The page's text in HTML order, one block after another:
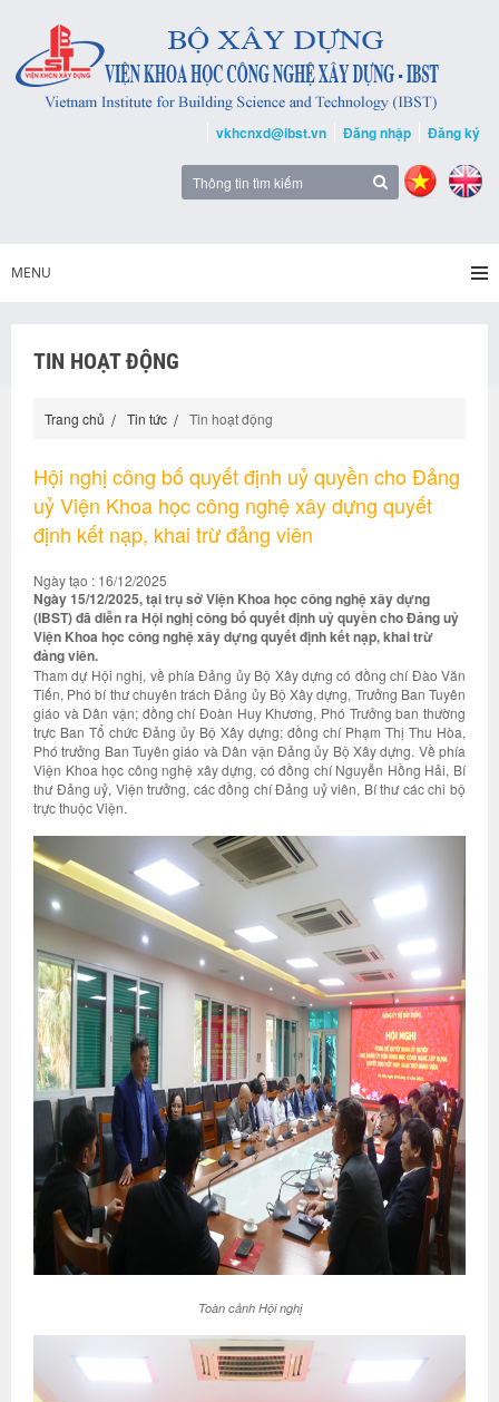
vkhcnxd@ibst.vn Đăng nhập Đăng ký
MENU
TIN HOẠT ĐỘNG
Trang chủ Tin tức Tin hoạt động
Hội nghị công bố quyết định uỷ quyền cho Đảng
uỷ Viện Khoa học công nghệ xây dựng quyết
định kết nạp, khai trừ đảng viên
Ngày tạo : 16/12/2025
Ngày 15/12/2025, tại trụ sở Viện Khoa học công nghệ xây dựng
(IBST) đã diễn ra Hội nghị công bố quyết định uỷ quyền cho Đảng uỷ
Viện Khoa học công nghệ xây dựng quyết định kết nạp, khai trừ
đảng viên.
Tham dự Hội nghị, về phía Đảng ủy Bộ Xây dựng có đồng chí Đào Văn
Tiến, Phó bí thư chuyên trách Đảng ủy Bộ Xây dựng, Trưởng Ban Tuyên
giáo và Dân vận; đồng chí Đoàn Huy Khương, Phó Trưởng ban thường
trực Ban Tổ chức Đảng ủy Bộ Xây dựng; đồng chí Phạm Thị Thu Hòa,
Phó trưởng Ban Tuyên giáo và Dân vận Đảng ủy Bộ Xây dựng. Về phía
Viện Khoa học công nghệ xây dựng, có đồng chí Nguyễn Hồng Hải, Bí
thư Đảng uỷ, Viện trưởng, các đồng chí Đảng uỷ viên, Bí thư các chi bộ
trực thuộc Viện.
Toàn cảnh Hội nghị